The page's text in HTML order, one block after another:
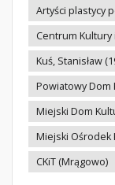
Artyści plastycy
Centrum Kultury
Kuś, Stanisław
Powiatowy Dom
Miejski Dom
Miejski Ośrodek
CKiT (Mrągowo)